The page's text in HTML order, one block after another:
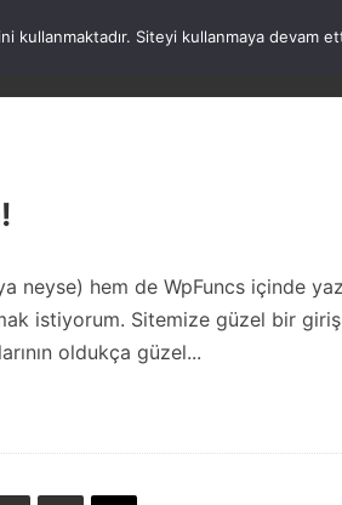
ANASAYFA WORDPRESS
neyse) hem de WpFuncs içinde
istiyorum. Sitemize güzel bir
oldukça güzel...
Siteyi kullanmaya devam